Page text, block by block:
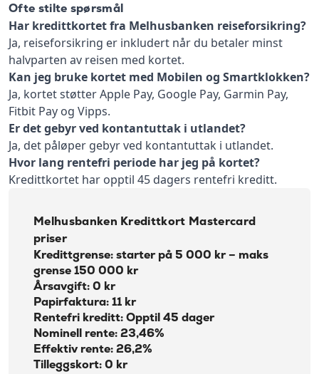
Ofte stilte spørsmål
Har kredittkortet fra Melhusbanken reiseforsikring?
Ja, reiseforsikring er inkludert når du betaler minst
halvparten av reisen med kortet.
Kan jeg bruke kortet med Mobilen og Smartklokken?
Ja, kortet støtter Apple Pay, Google Pay, Garmin Pay,
Fitbit Pay og Vipps.
Er det gebyr ved kontantuttak i utlandet?
Ja, det påløper gebyr ved kontantuttak i utlandet.
Hvor lang rentefri periode har jeg på kortet?
Kredittkortet har opptil 45 dagers rentefri kreditt.
Melhusbanken Kredittkort Mastercard
priser
Kredittgrense: starter på 5 000 kr – maks
grense 150 000 kr
Årsavgift: 0 kr
Papirfaktura: 11 kr
Rentefri kreditt: Opptil 45 dager
Nominell rente: 23,46%
Effektiv rente: 26,2%
Tilleggskort: 0 kr